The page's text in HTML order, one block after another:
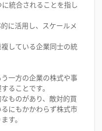
統合されることを指し
に活用し、スケールメ
している企業同士の統
一方の企業の株式や事
ることです。
ものがあり、敵対的買
にもかかわらず株式市
す。